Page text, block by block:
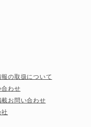
報の取扱について
合わせ
載お問い合わせ